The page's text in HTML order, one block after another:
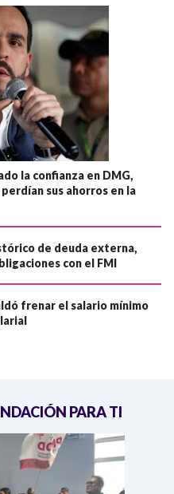
la confianza en DMG,
sus ahorros en la
de deuda externa,
con el FMI
frenar el salario mínimo
PARA TI